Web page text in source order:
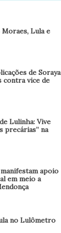
Lula e
de Soraya
contra vice de
Lulinha: Vive
precárias” na
apoio
em meio a
no Lulômetro